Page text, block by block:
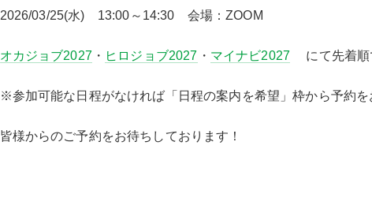
2026/03/25(水) 13:00～14:30 会場：ZOOM
オカジョブ2027・ ヒロジョブ2027 ・ マイナビ2027 にて先着順
※参加可能な日程がなければ「日程の案内を希望」枠から予約を
皆様からのご予約をお待ちしております！